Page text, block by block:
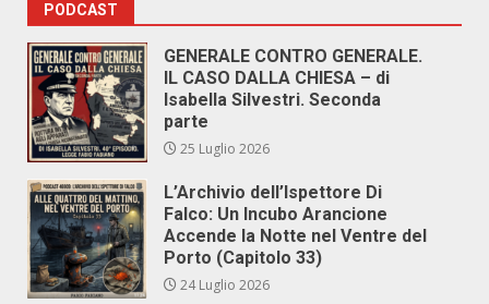
PODCAST
GENERALE CONTRO GENERALE.
IL CASO DALLA CHIESA – di
Isabella Silvestri. Seconda
parte
25 Luglio 2026
L’Archivio dell’Ispettore Di
Falco: Un Incubo Arancione
Accende la Notte nel Ventre del
Porto (Capitolo 33)
24 Luglio 2026